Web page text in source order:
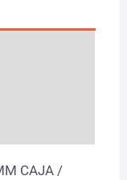
CAJA /